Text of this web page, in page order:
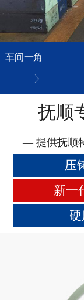
车间一角
抚顺
— 提供抚顺
压
新一
硬